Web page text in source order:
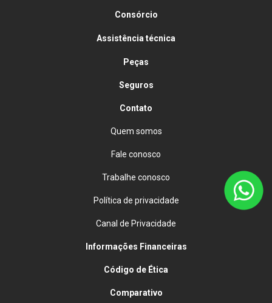
Consórcio
Assistência técnica
Peças
Seguros
Contato
Quem somos
Fale conosco
Trabalhe conosco
Política de privacidade
Canal de Privacidade
Informações Financeiras
Código de Ética
Comparativo